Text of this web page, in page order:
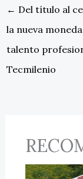
← Del título al
la nueva
talento
Tecmilenio